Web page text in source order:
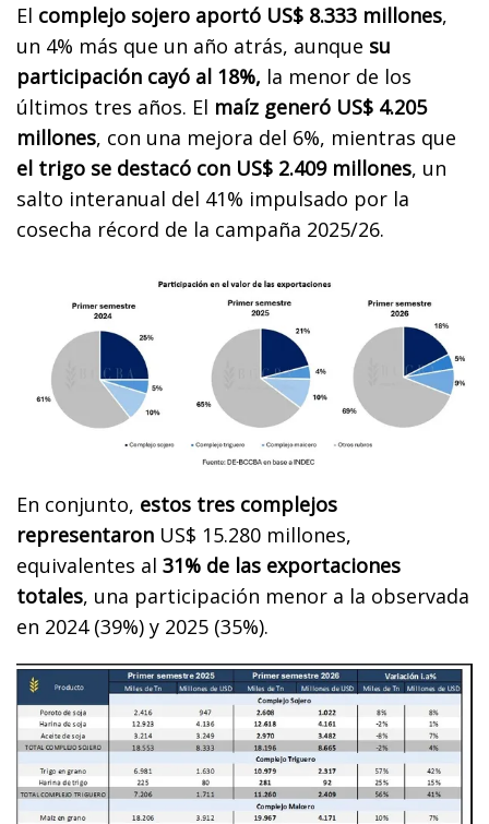
El complejo sojero aportó US$ 8.333 millones,
un 4% más que un año atrás, aunque su
participación cayó al 18%, la menor de los
últimos tres años. El maíz generó US$ 4.205
millones, con una mejora del 6%, mientras que
el trigo se destacó con US$ 2.409 millones, un
salto interanual del 41% impulsado por la
cosecha récord de la campaña 2025/26.
En conjunto, estos tres complejos
representaron US$ 15.280 millones,
equivalentes al 31% de las exportaciones
totales, una participación menor a la observada
en 2024 (39%) y 2025 (35%).